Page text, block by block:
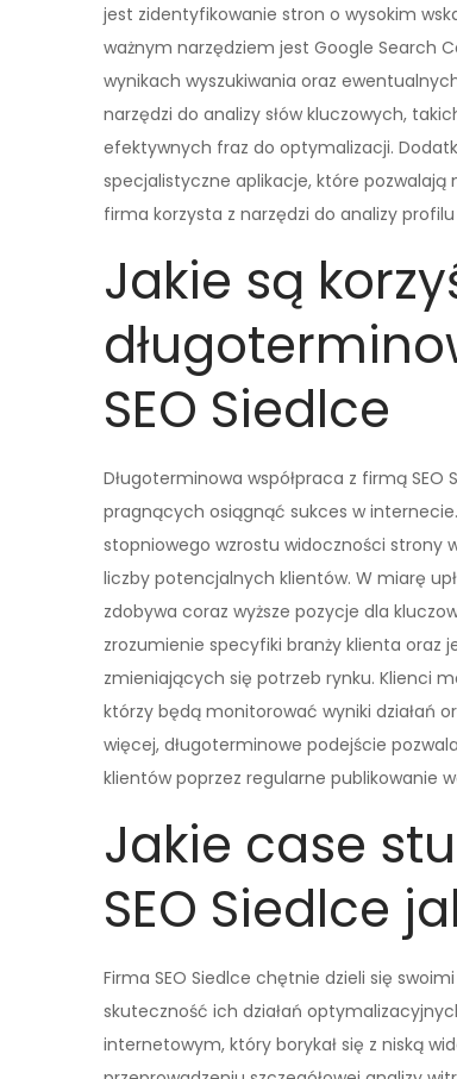
jest zidentyfikowanie stron o wysokim
ważnym narzędziem jest Google Search
wynikach wyszukiwania oraz
narzędzi do analizy słów kluczowych,
efektywnych fraz do optymalizacji.
specjalistyczne aplikacje, które pozwalają
firma korzysta z narzędzi do analizy
Jakie są
SEO Siedlce
Długoterminowa współpraca z firmą
pragnących osiągnąć sukces w
stopniowego wzrostu widoczności strony
liczby potencjalnych klientów. W miarę
zdobywa coraz wyższe pozycje dla
zrozumienie specyfiki branży klienta oraz
zmieniających się potrzeb rynku. Klienci
którzy będą monitorować wyniki działań
więcej, długoterminowe podejście
klientów poprzez regularne publikowanie
Jakie case
SEO Siedlce
Firma SEO Siedlce chętnie dzieli się
skuteczność ich działań
internetowym, który borykał się z niską